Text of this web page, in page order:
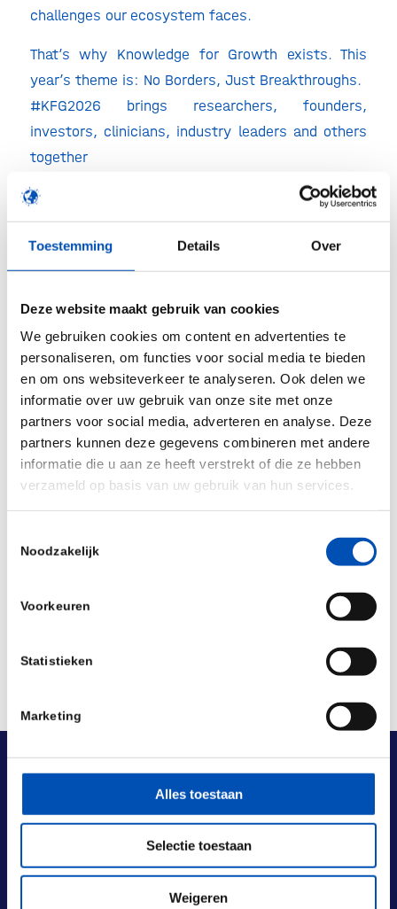
Toestemming Details Over
Deze website maakt gebruik van cookies
We gebruiken cookies om content en advertenties te
personaliseren, om functies voor social media te bieden
en om ons websiteverkeer te analyseren. Ook delen we
informatie over uw gebruik van onze site met onze
partners voor social media, adverteren en analyse. Deze
partners kunnen deze gegevens combineren met andere
informatie die u aan ze heeft verstrekt of die ze hebben
verzameld op basis van uw gebruik van hun services.
Noodzakelijk
Voorkeuren
Statistieken
Marketing
Alles toestaan
Selectie toestaan
Weigeren
challenges our ecosystem faces.
That’s why Knowledge for Growth exists. This
year’s theme is: No Borders, Just Breakthroughs.
#KFG2026 brings researchers, founders,
investors, clinicians, industry leaders and others
together
under one roof with one shared agenda: breaking
down the barriers slowing Europe’s health
This is where academia meets industry, research
1,000 attendees from medical biotech, medtech,
digital health, agtech and industrial biotech, this
is Europe’s largest regional human and planetary
health innovation conference. This is that room.
Join in Antwerpen on 3-4 June. Register via
www.knowledgeforgrowth.be